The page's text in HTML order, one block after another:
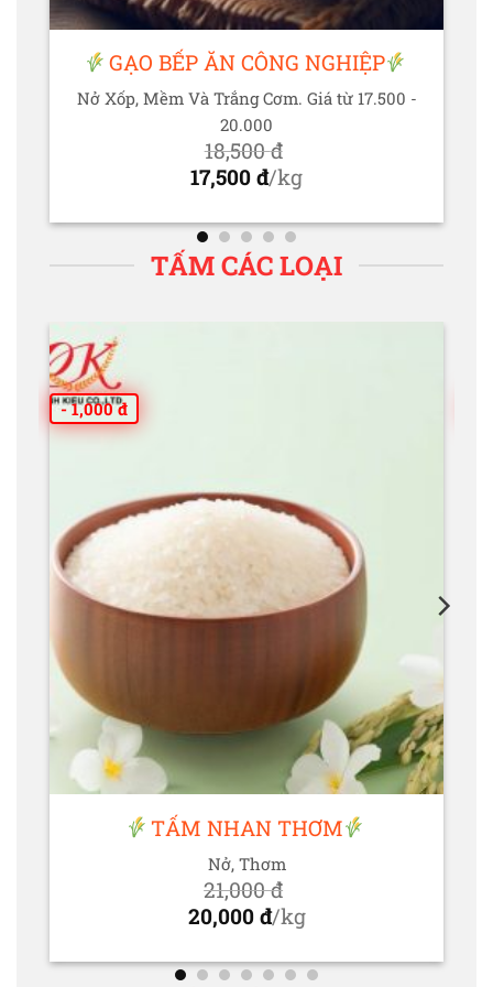
GẠO BẾP ĂN CÔNG NGHIỆP
Nở Xốp, Mềm Và Trắng Cơm. Giá từ 17.500 -
20.000
18,500đ
Giá
là:
18,500 đ.
17,500 đ/kg
hiện
tại
là:
TẤM CÁC LOẠI
- 1,000 đ
TẤM NHAN THƠM
Nở, Thơm
21,000đ
Giá
là:
20,000 đ/kg
hiện